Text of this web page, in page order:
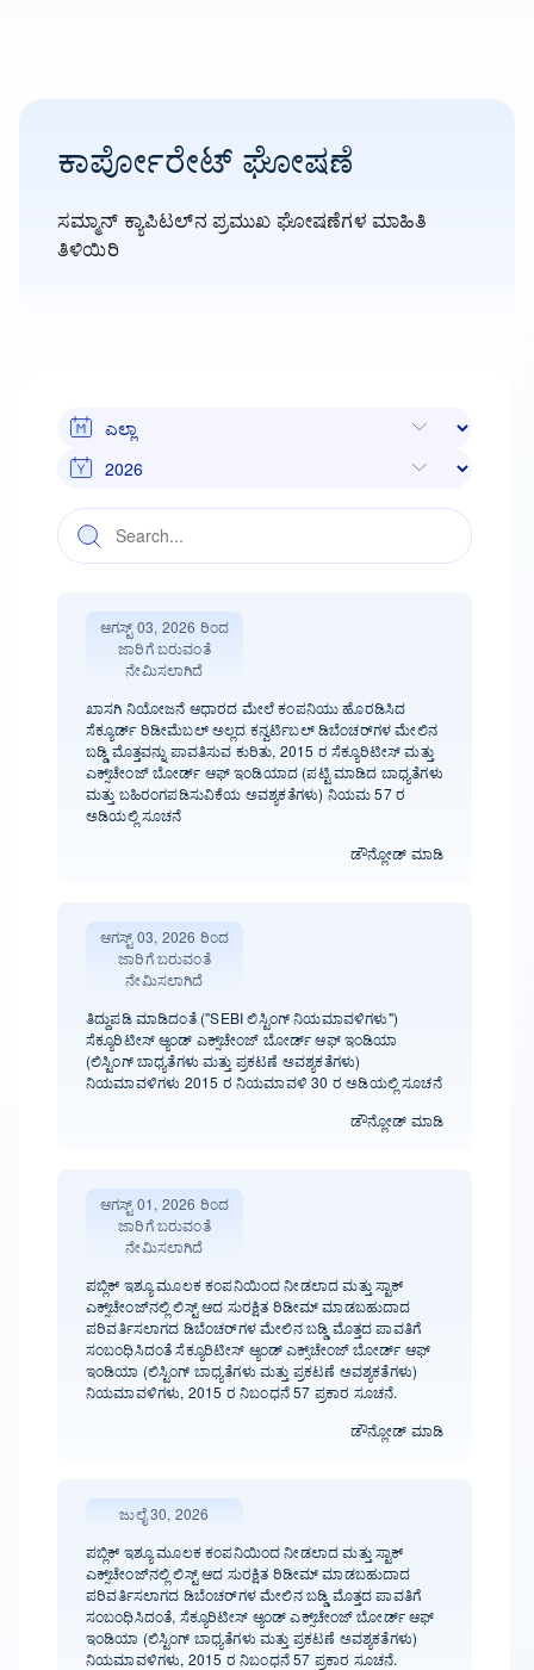
ಕಾರ್ಪೋರೇಟ್ ಘೋಷಣೆ
ಸಮ್ಮಾನ್ ಕ್ಯಾಪಿಟಲ್‌ನ ಪ್ರಮುಖ ಘೋಷಣೆಗಳ ಮಾಹಿತಿ
ತಿಳಿಯಿರಿ
ಆಗಸ್ಟ್ 03, 2026 ರಿಂದ
ಜಾರಿಗೆ ಬರುವಂತೆ
ನೇಮಿಸಲಾಗಿದೆ
ಖಾಸಗಿ ನಿಯೋಜನೆ ಆಧಾರದ ಮೇಲೆ ಕಂಪನಿಯು ಹೊರಡಿಸಿದ
ಸೆಕ್ಯೂರ್ಡ್ ರಿಡೀಮೆಬಲ್ ಅಲ್ಲದ ಕನ್ವರ್ಟಿಬಲ್ ಡಿಬೆಂಚರ್‌ಗಳ ಮೇಲಿನ
ಬಡ್ಡಿ ಮೊತ್ತವನ್ನು ಪಾವತಿಸುವ ಕುರಿತು, 2015 ರ ಸೆಕ್ಯೂರಿಟೀಸ್ ಮತ್ತು
ಎಕ್ಸ್‌ಚೇಂಜ್ ಬೋರ್ಡ್ ಆಫ್ ಇಂಡಿಯಾದ (ಪಟ್ಟಿ ಮಾಡಿದ ಬಾಧ್ಯತೆಗಳು
ಮತ್ತು ಬಹಿರಂಗಪಡಿಸುವಿಕೆಯ ಅವಶ್ಯಕತೆಗಳು) ನಿಯಮ 57 ರ
ಅಡಿಯಲ್ಲಿ ಸೂಚನೆ
ಡೌನ್ಲೋಡ್ ಮಾಡಿ
ಆಗಸ್ಟ್ 03, 2026 ರಿಂದ
ಜಾರಿಗೆ ಬರುವಂತೆ
ನೇಮಿಸಲಾಗಿದೆ
ತಿದ್ದುಪಡಿ ಮಾಡಿದಂತೆ ("SEBI ಲಿಸ್ಟಿಂಗ್ ನಿಯಮಾವಳಿಗಳು")
ಸೆಕ್ಯೂರಿಟೀಸ್ ಆ್ಯಂಡ್ ಎಕ್ಸ್‌ಚೇಂಜ್ ಬೋರ್ಡ್‌ ಆಫ್ ಇಂಡಿಯಾ
(ಲಿಸ್ಟಿಂಗ್ ಬಾಧ್ಯತೆಗಳು ಮತ್ತು ಪ್ರಕಟಣೆ ಅವಶ್ಯಕತೆಗಳು)
ನಿಯಮಾವಳಿಗಳು 2015 ರ ನಿಯಮಾವಳಿ 30 ರ ಅಡಿಯಲ್ಲಿ ಸೂಚನೆ
ಡೌನ್ಲೋಡ್ ಮಾಡಿ
ಆಗಸ್ಟ್ 01, 2026 ರಿಂದ
ಜಾರಿಗೆ ಬರುವಂತೆ
ನೇಮಿಸಲಾಗಿದೆ
ಪಬ್ಲಿಕ್ ಇಶ್ಯೂ ಮೂಲಕ ಕಂಪನಿಯಿಂದ ನೀಡಲಾದ ಮತ್ತು ಸ್ಟಾಕ್
ಎಕ್ಸ್‌ಚೇಂಜ್‌ನಲ್ಲಿ ಲಿಸ್ಟ್ ಆದ ಸುರಕ್ಷಿತ ರಿಡೀಮ್ ಮಾಡಬಹುದಾದ
ಪರಿವರ್ತಿಸಲಾಗದ ಡಿಬೆಂಚರ್‌ಗಳ ಮೇಲಿನ ಬಡ್ಡಿ ಮೊತ್ತದ ಪಾವತಿಗೆ
ಸಂಬಂಧಿಸಿದಂತೆ ಸೆಕ್ಯೂರಿಟೀಸ್ ಆ್ಯಂಡ್ ಎಕ್ಸ್‌ಚೇಂಜ್ ಬೋರ್ಡ್ ಆಫ್
ಇಂಡಿಯಾ (ಲಿಸ್ಟಿಂಗ್ ಬಾಧ್ಯತೆಗಳು ಮತ್ತು ಪ್ರಕಟಣೆ ಅವಶ್ಯಕತೆಗಳು)
ನಿಯಮಾವಳಿಗಳು, 2015 ರ ನಿಬಂಧನೆ 57 ಪ್ರಕಾರ ಸೂಚನೆ.
ಡೌನ್ಲೋಡ್ ಮಾಡಿ
ಜುಲೈ 30, 2026
ಪಬ್ಲಿಕ್ ಇಶ್ಯೂ ಮೂಲಕ ಕಂಪನಿಯಿಂದ ನೀಡಲಾದ ಮತ್ತು ಸ್ಟಾಕ್
ಎಕ್ಸ್‌ಚೇಂಜ್‌ನಲ್ಲಿ ಲಿಸ್ಟ್ ಆದ ಸುರಕ್ಷಿತ ರಿಡೀಮ್ ಮಾಡಬಹುದಾದ
ಪರಿವರ್ತಿಸಲಾಗದ ಡಿಬೆಂಚರ್‌ಗಳ ಮೇಲಿನ ಬಡ್ಡಿ ಮೊತ್ತದ ಪಾವತಿಗೆ
ಸಂಬಂಧಿಸಿದಂತೆ, ಸೆಕ್ಯೂರಿಟೀಸ್ ಆ್ಯಂಡ್ ಎಕ್ಸ್‌ಚೇಂಜ್ ಬೋರ್ಡ್‌ ಆಫ್
ಇಂಡಿಯಾ (ಲಿಸ್ಟಿಂಗ್ ಬಾಧ್ಯತೆಗಳು ಮತ್ತು ಪ್ರಕಟಣೆ ಅವಶ್ಯಕತೆಗಳು)
ನಿಯಮಾವಳಿಗಳು, 2015 ರ ನಿಬಂಧನೆ 57 ಪ್ರಕಾರ ಸೂಚನೆ.